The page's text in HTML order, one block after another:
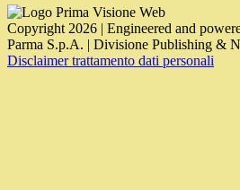
Copyright 2026 | Engineered and
Parma S.p.A. | Divisione Publishing &
Disclaimer trattamento dati personali